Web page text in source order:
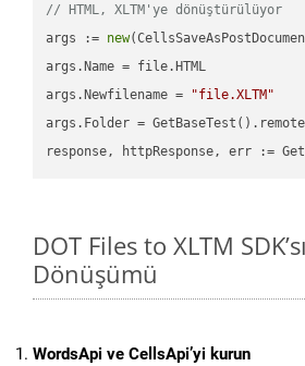
// HTML, XLTM'ye dönüştürülüyor
args := new
args.Name = file.HTML
args.Newfilename =
"file.XLTM"
args.Folder =
DOT Files to XLTM
Dönüşümü
WordsApi ve CellsApi’yi kurun